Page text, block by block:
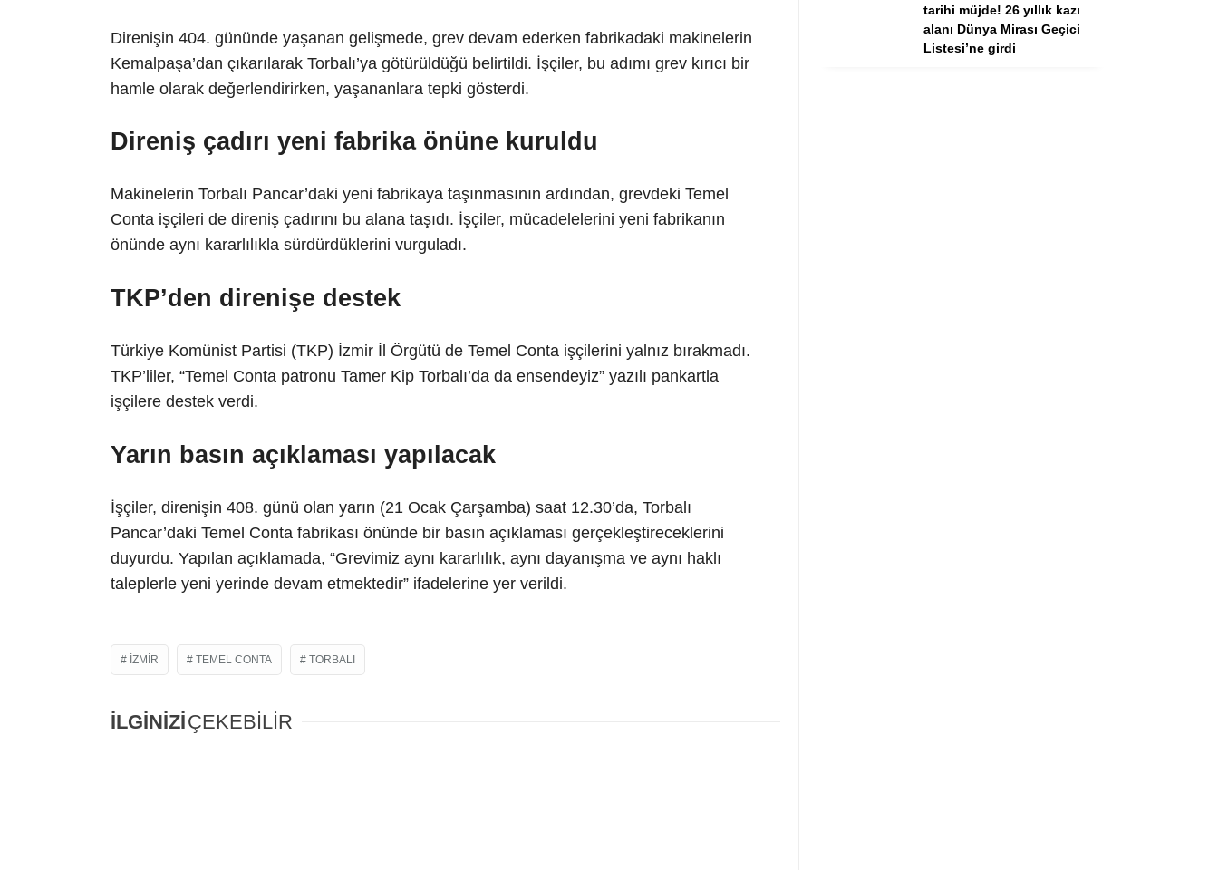
Direnişin 404. gününde yaşanan gelişmede, grev devam ederken fabrikadaki makinelerin
Kemalpaşa’dan çıkarılarak Torbalı’ya götürüldüğü belirtildi. İşçiler, bu adımı grev kırıcı bir
hamle olarak değerlendirirken, yaşananlara tepki gösterdi.
Direniş çadırı yeni fabrika önüne kuruldu
Makinelerin Torbalı Pancar’daki yeni fabrikaya taşınmasının ardından, grevdeki Temel
Conta işçileri de direniş çadırını bu alana taşıdı. İşçiler, mücadelelerini yeni fabrikanın
önünde aynı kararlılıkla sürdürdüklerini vurguladı.
TKP’den direnişe destek
Türkiye Komünist Partisi (TKP) İzmir İl Örgütü de Temel Conta işçilerini yalnız bırakmadı.
TKP’liler, “Temel Conta patronu Tamer Kip Torbalı’da da ensendeyiz” yazılı pankartla
işçilere destek verdi.
Yarın basın açıklaması yapılacak
İşçiler, direnişin 408. günü olan yarın (21 Ocak Çarşamba) saat 12.30’da, Torbalı
Pancar’daki Temel Conta fabrikası önünde bir basın açıklaması gerçekleştireceklerini
duyurdu. Yapılan açıklamada, “Grevimiz aynı kararlılık, aynı dayanışma ve aynı haklı
taleplerle yeni yerinde devam etmektedir” ifadelerine yer verildi.
IZMIR TEMEL CONTA TORBALI
İLGİNİZİÇEKEBİLİR
tarihi müjde! 26 yıllık kazı
alanı Dünya Mirası Geçici
Listesi’ne girdi